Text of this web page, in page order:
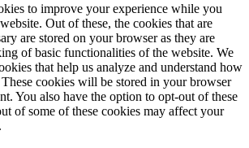
to improve your experience while you
Out of these, the cookies that are
are stored on your browser as they are
of basic functionalities of the website. We
that help us analyze and understand how
cookies will be stored in your browser
You also have the option to opt-out of these
of some of these cookies may affect your